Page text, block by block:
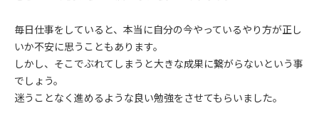
毎日仕事をしていると、本当に自分の今やっているやり方が正し
いか不安に思うこともあります。
しかし、そこでぶれてしまうと大きな成果に繋がらないという事
でしょう。
迷うことなく進めるような良い勉強をさせてもらいました。